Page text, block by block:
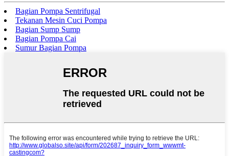
Bagian Pompa Sentrifugal
Tekanan Mesin Cuci Pompa
Bagian Sump Sump
Bagian Pompa Cai
Sumur Bagian Pompa